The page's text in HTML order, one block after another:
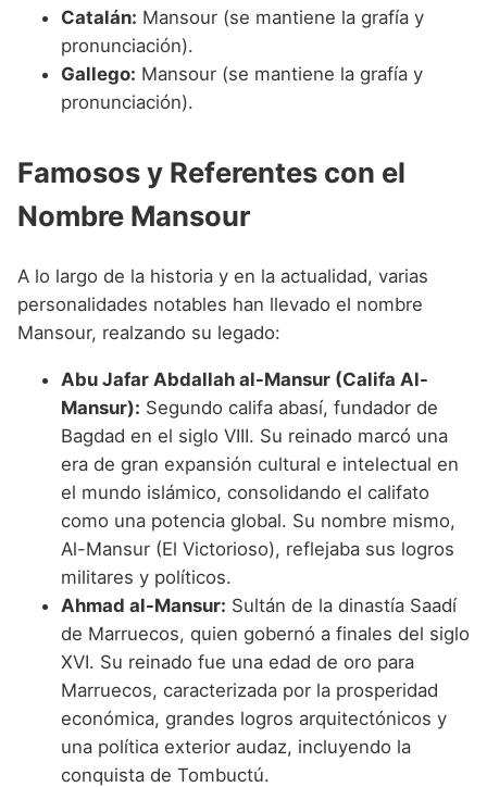
Catalán: Mansour (se mantiene la grafía y
pronunciación).
Gallego: Mansour (se mantiene la grafía y
pronunciación).
Famosos y Referentes con el
Nombre Mansour
A lo largo de la historia y en la actualidad, varias
personalidades notables han llevado el nombre
Mansour, realzando su legado:
Abu Jafar Abdallah al-Mansur (Califa Al-
Mansur): Segundo califa abasí, fundador de
Bagdad en el siglo VIII. Su reinado marcó una
era de gran expansión cultural e intelectual en
el mundo islámico, consolidando el califato
como una potencia global. Su nombre mismo,
Al-Mansur (El Victorioso), reflejaba sus logros
militares y políticos.
Ahmad al-Mansur: Sultán de la dinastía Saadí
de Marruecos, quien gobernó a finales del siglo
XVI. Su reinado fue una edad de oro para
Marruecos, caracterizada por la prosperidad
económica, grandes logros arquitectónicos y
una política exterior audaz, incluyendo la
conquista de Tombuctú.